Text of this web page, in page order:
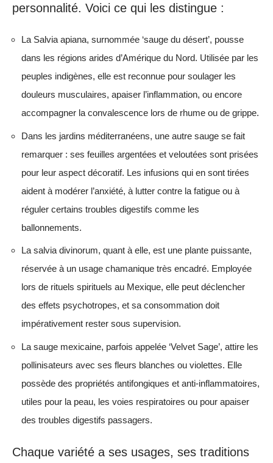
personnalité. Voici ce qui les distingue :
La Salvia apiana, surnommée ‘sauge du désert’, pousse
dans les régions arides d’Amérique du Nord. Utilisée par les
peuples indigènes, elle est reconnue pour soulager les
douleurs musculaires, apaiser l’inflammation, ou encore
accompagner la convalescence lors de rhume ou de grippe.
Dans les jardins méditerranéens, une autre sauge se fait
remarquer : ses feuilles argentées et veloutées sont prisées
pour leur aspect décoratif. Les infusions qui en sont tirées
aident à modérer l’anxiété, à lutter contre la fatigue ou à
réguler certains troubles digestifs comme les
ballonnements.
La salvia divinorum, quant à elle, est une plante puissante,
réservée à un usage chamanique très encadré. Employée
lors de rituels spirituels au Mexique, elle peut déclencher
des effets psychotropes, et sa consommation doit
impérativement rester sous supervision.
La sauge mexicaine, parfois appelée ‘Velvet Sage’, attire les
pollinisateurs avec ses fleurs blanches ou violettes. Elle
possède des propriétés antifongiques et anti-inflammatoires,
utiles pour la peau, les voies respiratoires ou pour apaiser
des troubles digestifs passagers.
Chaque variété a ses usages, ses traditions